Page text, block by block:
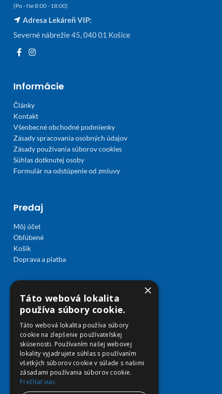
(Po - Ne 8:00 - 18:00)
Adresa Lekáreň VIP:
Severné nábrežie 45, 040 01 Košice
Informácie
Články
Kontakt
Všeobecné obchodné podmienky
Zásady spracovania osobných údajov
Zásady používania súborov cookies
Súhlas dotknutej osoby
Formulár na odstúpenie od zmluvy
Predaj
Môj účet
Obľúbené
Košík
Doprava a platba
×
Táto webová lokalita
používa súbory cookie.
Táto webová lokalita používa súbory
cookie na zlepšenie používateľskej
skúsenosti. Používaním našej webovej
lokality vyjadrujete súhlas s používaním
všetkých súborov cookie v súlade s našimi
zásadami používania súborov cookie.
Prečítať viac